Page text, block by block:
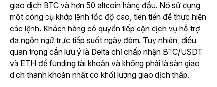
giao dịch BTC và hơn 50 altcoin hàng đầu. Nó sử dụng
một công cụ khớp lệnh tốc độ cao, tiên tiến để thực hiện
các lệnh. Khách hàng có quyền tiếp cận dịch vụ hỗ trợ
đa ngôn ngữ trực tiếp suốt ngày đêm. Tuy nhiên, điều
quan trọng cần lưu ý là Delta chỉ chấp nhận BTC/USDT
và ETH để funding tài khoản và không phải là sàn giao
dịch thanh khoản nhất do khối lượng giao dịch thấp.